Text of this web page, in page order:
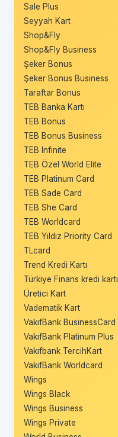
Sale Plus
Seyyah Kart
Shop&Fly
Shop&Fly Business
Şeker Bonus
Şeker Bonus Business
Taraftar Bonus
TEB Banka Kartı
TEB Bonus
TEB Bonus Business
TEB Infinite
TEB Özel World Elite
TEB Platinum Card
TEB Sade Card
TEB She Card
TEB Worldcard
TEB Yıldız Priority Card
TLcard
Trend Kredi Kartı
Türkiye Finans kredi kartı
Üretici Kart
Vadematik Kart
VakıfBank BusinessCard
VakıfBank Platinum Plus
Vakıfbank TercihKart
VakıfBank Worldcard
Wings
Wings Black
Wings Business
Wings Private